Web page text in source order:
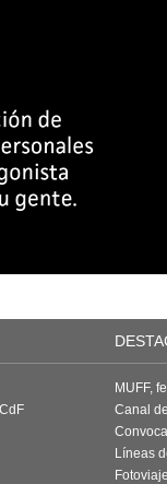
MUFF,
Canal
Líneas